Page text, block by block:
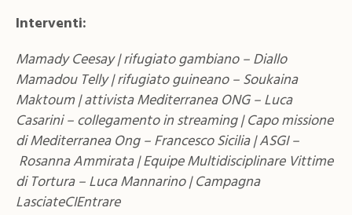
Interventi:
Mamady Ceesay | rifugiato gambiano –Diallo
Mamadou Telly | rifugiatoguineano –Soukaina
Maktoum | attivista Mediterranea ONG –Luca
Casarini – collegamento in streaming | Capo missione
di Mediterranea Ong –Francesco Sicilia | ASGI –
Rosanna Ammirata | Equipe Multidisciplinare Vittime
di Tortura –Luca Mannarino | Campagna
LasciateCIEntrare